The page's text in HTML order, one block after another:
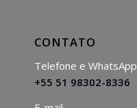
CONTATO
Telefone e WhatsApp
+55 51 98302-8336